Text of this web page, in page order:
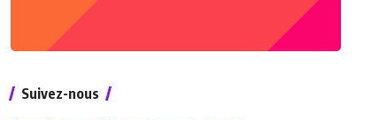
Suivez-nous